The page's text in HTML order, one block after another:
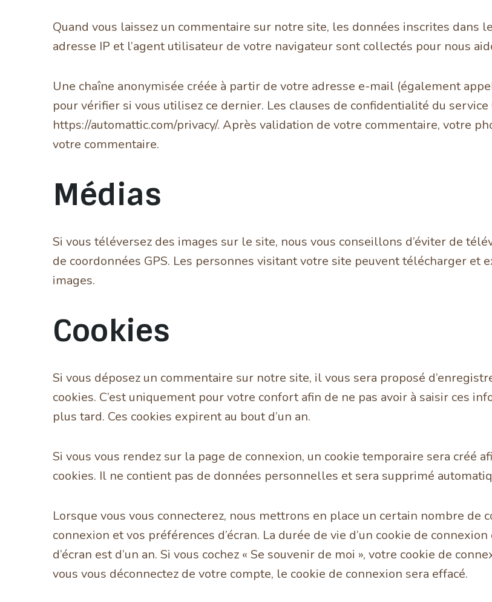
Quand vous laissez un commentaire sur notre site, les données inscrites dans
adresse IP et l’agent utilisateur de votre navigateur sont collectés pour nous
Une chaîne anonymisée créée à partir de votre adresse e-mail (également
pour vérifier si vous utilisez ce dernier. Les clauses de confidentialité du
https://automattic.com/privacy/. Après validation de votre commentaire, votre
votre commentaire.
Médias
Si vous téléversez des images sur le site, nous vous conseillons d’éviter de
de coordonnées GPS. Les personnes visitant votre site peuvent télécharger et
images.
Cookies
Si vous déposez un commentaire sur notre site, il vous sera proposé
cookies. C’est uniquement pour votre confort afin de ne pas avoir à saisir ces
plus tard. Ces cookies expirent au bout d’un an.
Si vous vous rendez sur la page de connexion, un cookie temporaire sera créé
cookies. Il ne contient pas de données personnelles et sera supprimé
Lorsque vous vous connecterez, nous mettrons en place un certain nombre
connexion et vos préférences d’écran. La durée de vie d’un cookie de
d’écran est d’un an. Si vous cochez « Se souvenir de moi », votre cookie de
vous vous déconnectez de votre compte, le cookie de connexion sera effacé.